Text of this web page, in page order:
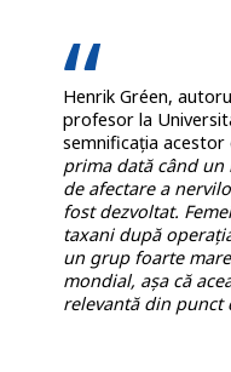
Henrik Gréen,
profesor la
semnificația acestor
prima dată când
de afectare a
fost dezvoltat.
taxani după
un grup foarte
mondial, așa că
relevantă din punct